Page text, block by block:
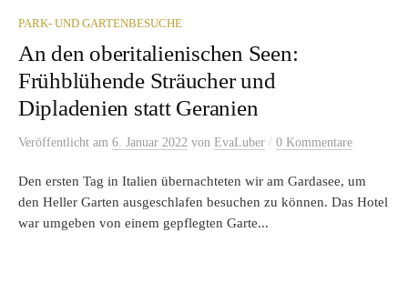
PARK- UND GARTENBESUCHE
An den oberitalienischen Seen:
Frühblühende Sträucher und
Dipladenien statt Geranien
Veröffentlicht am 6. Januar 2022 von EvaLuber / 0 Kommentare
Den ersten Tag in Italien übernachteten wir am Gardasee, um
den Heller Garten ausgeschlafen besuchen zu können. Das Hotel
war umgeben von einem gepflegten Garte...